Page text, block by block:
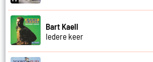
Bart Kaell
Iedere keer